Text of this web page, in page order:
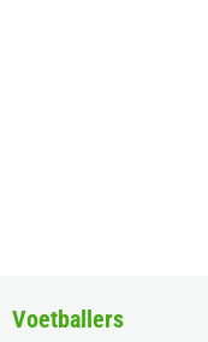
Voetballers